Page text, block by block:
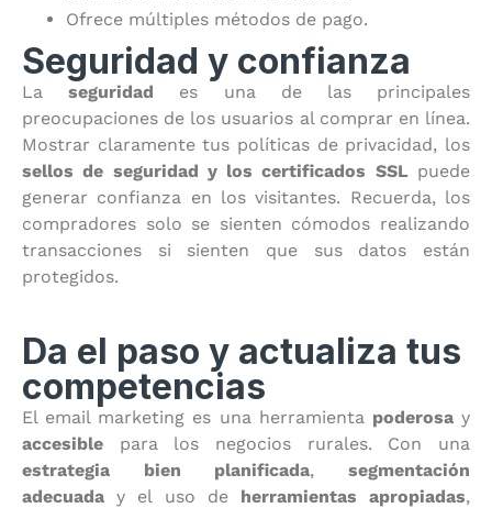
Ofrece múltiples métodos de pago.
Seguridad y confianza
Laseguridad es una de las principales
preocupaciones de los usuarios al comprar en línea.
Mostrar claramente tus políticas de privacidad, los
sellos de seguridad y los certificados SSLpuede
generar confianza en los visitantes. Recuerda, los
compradores solo se sienten cómodos realizando
transacciones si sienten que sus datos están
protegidos.
Da el paso y actualiza tus
competencias
El email marketing es una herramienta poderosay
accesible para los negocios rurales. Con una
estrategia bien planificada,segmentación
adecuada y el uso de herramientas apropiadas,